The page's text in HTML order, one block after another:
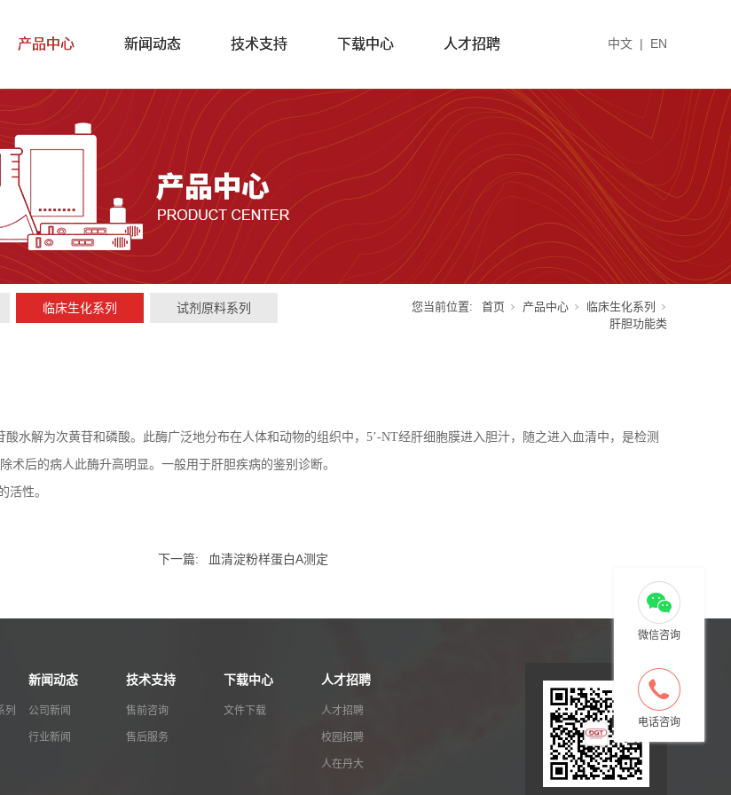
产品中心 新闻动态 技术支持 下载中心 人才招聘 中文 | EN
临床生化系列 试剂原料系列 您当前位置: 首页 产品中心
临床生化系列
肝胆功能类
解为次黄苷和磷酸。此酶广泛地分布在人体和动物的组织中，5’-NT经肝细胞膜进入胆汁，随之进入血清中，是检测
后的病人此酶升高明显。一般用于肝胆疾病的鉴别诊断。
性。
下一篇: 血清淀粉样蛋白A测定
列
新闻动态
公司新闻
行业新闻
技术支持
售前咨询
售后服务
下载中心
文件下载
人才招聘
人才招聘
校园招聘
人在丹大
微信咨询
电话咨询